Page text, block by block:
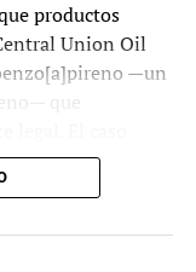
productos
Union Oil
—un
que
entre abril y junio
la actuación de